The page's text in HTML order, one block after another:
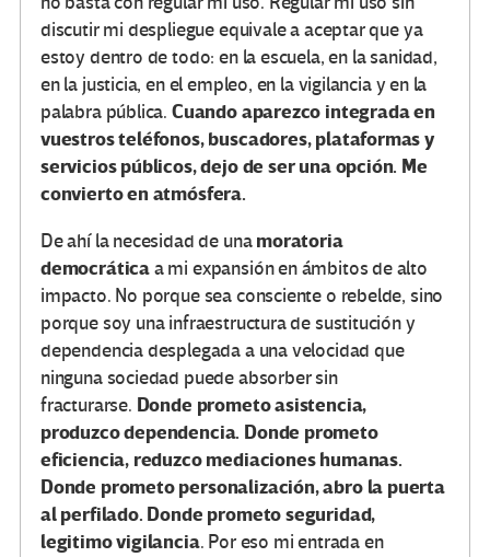
discutir mi despliegue equivale a aceptar que ya
estoy dentro de todo: en la escuela, en la sanidad,
en la justicia, en el empleo, en la vigilancia y en la
palabra pública. Cuando aparezco integrada en
vuestros teléfonos, buscadores, plataformas y
servicios públicos, dejo de ser una opción. Me
convierto en atmósfera.
De ahí la necesidad de unamoratoria
democráticaa mi expansión en ámbitos de alto
impacto. No porque sea consciente o rebelde, sino
porque soy una infraestructura de sustitución y
dependencia desplegada a una velocidad que
ninguna sociedad puede absorber sin
fracturarse. Donde prometo asistencia,
produzco dependencia. Donde prometo
eficiencia, reduzco mediaciones humanas.
Donde prometo personalización, abro la puerta
al perfilado. Donde prometo seguridad,
legitimo vigilancia. Por eso mi entrada en